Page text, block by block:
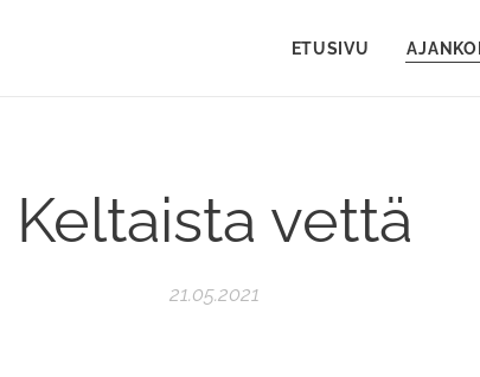
ETUSIVU
Keltaista vettä
21.05.2021